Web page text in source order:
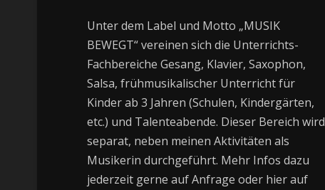
Unter dem Label und Motto „MUSIK
BEWEGT“ vereinen sich die Unterrichts-
Fachbereiche Gesang, Klavier, Saxophon,
Salsa, frühmusikalischer Unterricht für
Kinder ab 3 Jahren (Schulen, Kindergärten,
etc.) und Talenteabende. Dieser Bereich wird
separat, neben meinen Aktivitäten als
Musikerin durchgeführt. Mehr Infos dazu
jederzeit gerne auf Anfrage oder hier auf